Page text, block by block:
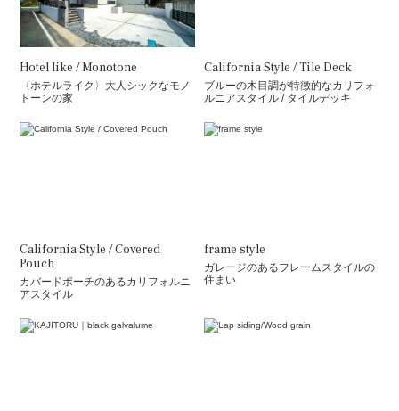
Hotel like / Monotone
〈ホテルライク〉大人シックなモノ
トーンの家
California Style / Tile Deck
ブルーの木目調が特徴的なカリフォ
ルニアスタイル / タイルデッキ
California Style / Covered
Pouch
カバードポーチのあるカリフォルニ
アスタイル
frame style
ガレージのあるフレームスタイルの
住まい